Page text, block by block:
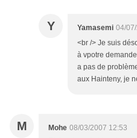
Y Yamasemi 04/
<br /> Je suis
à vpotre
a pas de
aux Hainteny, je
M Mohe 08/03/2007 12:53